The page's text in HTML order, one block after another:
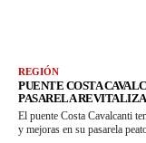
REGIÓN
PUENTE COSTA
PASARELA
El puente Costa Cavalcanti
y mejoras en su pasarela